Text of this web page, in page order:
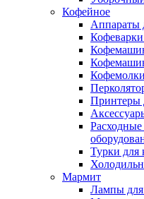
Кофейное
Аппараты
Принтеры
Турки для
Мармит
Лампы для